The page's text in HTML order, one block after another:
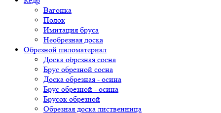
Вагонка
Полок
Имитация бруса
Необрезная доска
Обрезной пиломатериал
Доска обрезная сосна
Брус обрезной сосна
Доска обрезная - осина
Брус обрезной - осина
Брусок обрезной
Обрезная доска лиственница